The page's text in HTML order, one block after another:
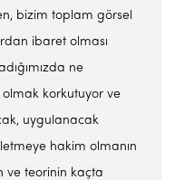
bizim toplam görsel
ibaret olması
ne
korkutuyor ve
uygulanacak
hakim olmanın
ve teorinin kaçta